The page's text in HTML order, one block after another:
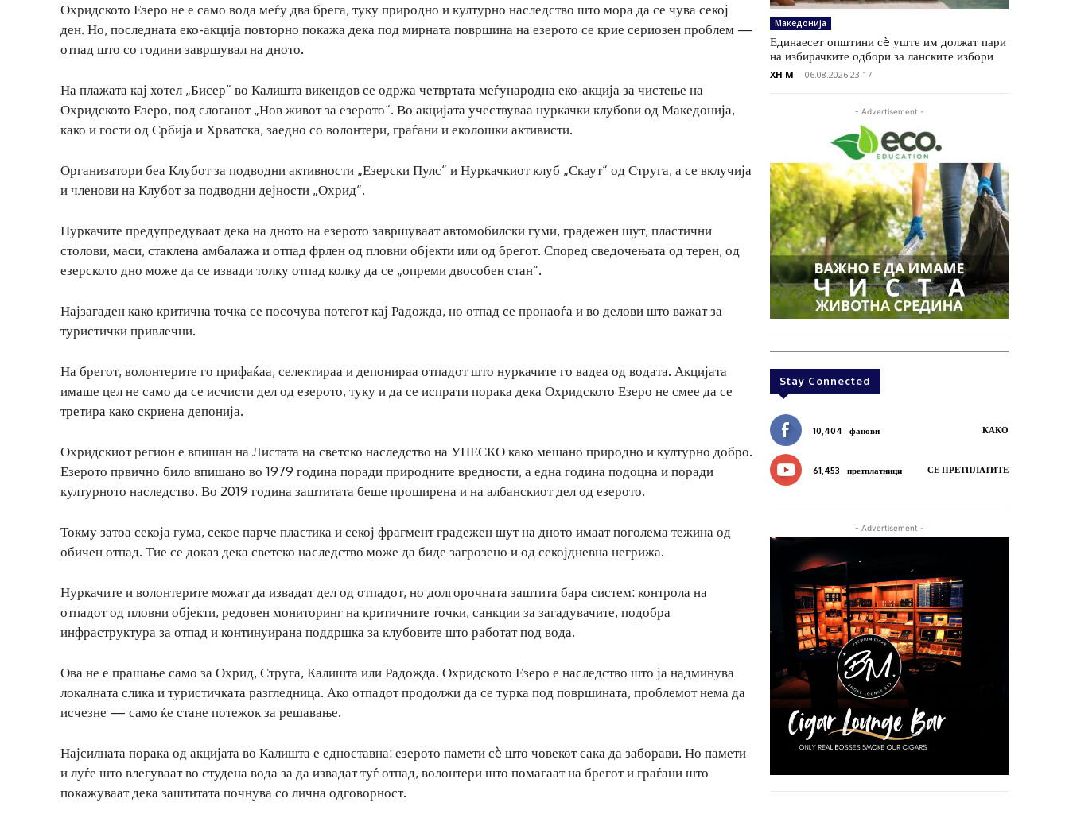
Охридското Езеро не е само вода меѓу два брега, туку природно и културно наследство што мора да се чува секој
ден. Но, последната еко-акција повторно покажа дека под мирната површина на езерото се крие сериозен проблем —
отпад што со години завршувал на дното.
На плажата кај хотел „Бисер“ во Калишта викендов се одржа четвртата меѓународна еко-акција за чистење на
Охридското Езеро, под слоганот „Нов живот за езерото“. Во акцијата учествуваа нуркачки клубови од Македонија,
како и гости од Србија и Хрватска, заедно со волонтери, граѓани и еколошки активисти.
Организатори беа Клубот за подводни активности „Езерски Пулс“ и Нуркачкиот клуб „Скаут“ од Струга, а се вклучија
и членови на Клубот за подводни дејности „Охрид“.
Нуркачите предупредуваат дека на дното на езерото завршуваат автомобилски гуми, градежен шут, пластични
столови, маси, стаклена амбалажа и отпад фрлен од пловни објекти или од брегот. Според сведочењата од терен, од
езерското дно може да се извади толку отпад колку да се „опреми двособен стан“.
Најзагаден како критична точка се посочува потегот кај Радожда, но отпад се пронаоѓа и во делови што важат за
туристички привлечни.
На брегот, волонтерите го прифаќаа, селектираа и депонираа отпадот што нуркачите го вадеа од водата. Акцијата
имаше цел не само да се исчисти дел од езерото, туку и да се испрати порака дека Охридското Езеро не смее да се
третира како скриена депонија.
Охридскиот регион е впишан на Листата на светско наследство на УНЕСКО како мешано природно и културно добро.
Езерото првично било впишано во 1979 година поради природните вредности, а една година подоцна и поради
културното наследство. Во 2019 година заштитата беше проширена и на албанскиот дел од езерото.
Токму затоа секоја гума, секое парче пластика и секој фрагмент градежен шут на дното имаат поголема тежина од
обичен отпад. Тие се доказ дека светско наследство може да биде загрозено и од секојдневна негрижа.
Нуркачите и волонтерите можат да извадат дел од отпадот, но долгорочната заштита бара систем: контрола на
отпадот од пловни објекти, редовен мониторинг на критичните точки, санкции за загадувачите, подобра
инфраструктура за отпад и континуирана поддршка за клубовите што работат под вода.
Ова не е прашање само за Охрид, Струга, Калишта или Радожда. Охридското Езеро е наследство што ја надминува
локалната слика и туристичката разгледница. Ако отпадот продолжи да се турка под површината, проблемот нема да
исчезне — само ќе стане потежок за решавање.
Најсилната порака од акцијата во Калишта е едноставна: езерото памети сè што човекот сака да заборави. Но памети
и луѓе што влегуваат во студена вода за да извадат туѓ отпад, волонтери што помагаат на брегот и граѓани што
покажуваат дека заштитата почнува со лична одговорност.
Македонија
Единаесет општини сè уште им должат пари
на избирачките одбори за ланските избори
XH M - 06.08.2026 23:17
- Advertisement -
Stay Connected
10,404 фанови КАКО
61,453 претплатници СЕ ПРЕТПЛАТИТЕ
- Advertisement -